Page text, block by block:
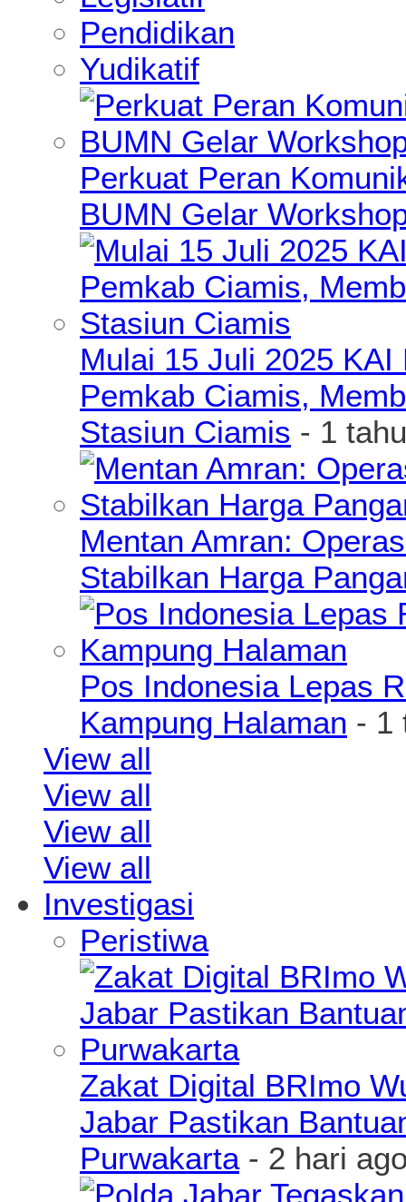
Pendidikan
Yudikatif
Perkuat Peran
BUMN Gelar
Mulai 15 Juli 2025
Pemkab Ciamis,
Stasiun Ciamis - 1
Mentan Amran:
Stabilkan Harga
Pos Indonesia Lepas
Kampung Halaman - 1
View all
View all
View all
View all
Investigasi
Peristiwa
Zakat Digital BRImo
Jabar Pastikan
Purwakarta- 2 hari